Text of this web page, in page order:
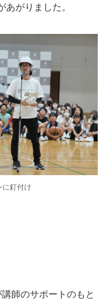
あがりました。
に釘付け
師のサポートのもと